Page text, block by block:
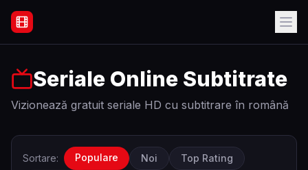
Filme Online Subtitrate - Acasă
Seriale Online Subtitrate
Vizionează gratuit seriale HD cu subtitrare în română
Sortare: Populare Noi
Top Rating